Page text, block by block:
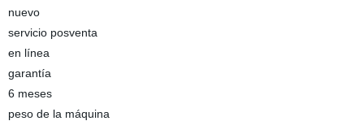
nuevo
servicio posventa
en línea
garantía
6 meses
peso de la máquina